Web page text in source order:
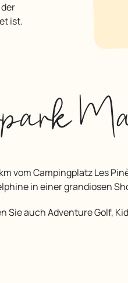
ist.
in einer grandiosen
Sie auch Adventure Golf,